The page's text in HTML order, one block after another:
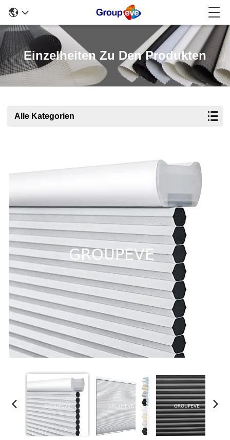
Einzelheiten Zu Den Produkten
Alle Kategorien